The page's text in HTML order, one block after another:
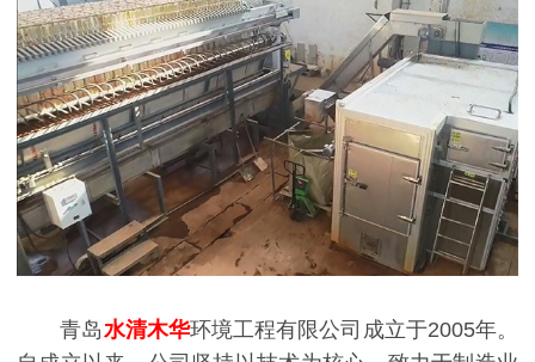
青岛水清木华环境工程有限公司成立于2005年。